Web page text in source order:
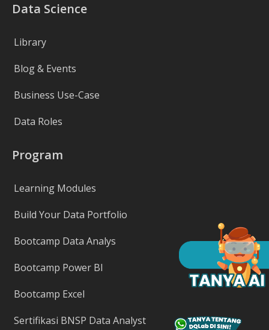
Data Science
Library
Blog & Events
Business Use-Case
Data Roles
Program
Learning Modules
Build Your Data Portfolio
Bootcamp Data Analys
Bootcamp Power BI
Bootcamp Excel
Sertifikasi BNSP Data Analyst